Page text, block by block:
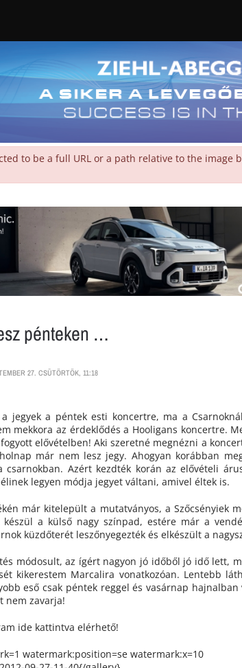
to be a full URL or a path relative to the
pénteken …
27. CSÜTÖRTÖK, 11:18
a jegyek a péntek esti koncertre, ma a
mekkora az érdeklődés a Hooligans koncertre.
elővételben! Aki szeretné megnézni a
már nem lesz jegy. Ahogyan korábban
csarnokban. Azért kezdték korán az elővételi
legyen módja jegyet váltani, amivel éltek is.
már kitelepült a mutatványos, a Szőcsényiek
a külső nagy színpad, estére már a
küzdőterét leszőnyegezték és elkészült a
módosult, az ígért nagyon jó időből jó idő lett,
kikerestem Marcalira vonatkozóan. Lentebb
eső csak péntek reggel és vasárnap hajnalban
nem zavarja!
ide kattintva elérhető!
watermark:position=se watermark:x=10